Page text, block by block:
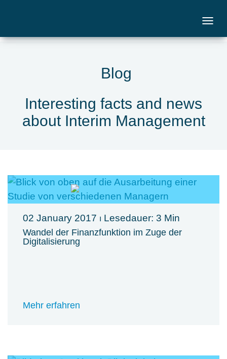
Blog
Interesting facts and news
about Interim Management
02 January 2017 ⏐ Lesedauer: 3 Min
Wandel der Finanzfunktion im Zuge der
Digitalisierung
Mehr erfahren